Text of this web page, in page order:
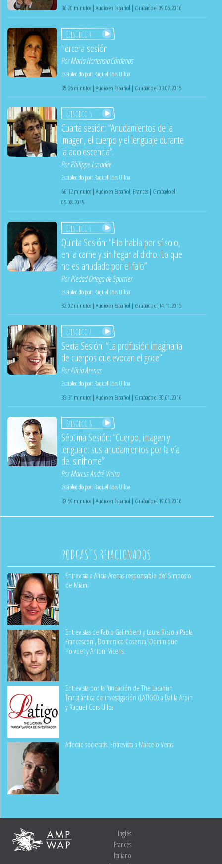
36:20 minutos | Audio en Español | Grabado el 09.06.2016
Episodio 4
Tercera sesión
PorMaría Hortensia Cárdenas
Establecido por: Raquel Cors Ulloa
35:26 minutos | Audio en Español | Grabado el 03.07.2015
Episodio 5
Cuarta sesión: “Anudamientos de la
imagen, el cuerpo y el lenguaje durante
la adolescencia”.
PorPhilippe Lacadée
Establecido por: Raquel Cors Ulloa
66:12 minutos | Audio en Español, Francés | Grabado el
05.08.2015
Episodio 6
Quinta Sesión: “Ello habla por sí solo,
en la carne y sin llegar al dicho. Lo que
no es anudado por el falo”
PorPiedad Ortega de Spurrier
Establecido por: Raquel Cors Ulloa
32:02 minutos | Audio en Español | Grabado el 14.11.2015
Episodio 7
Sexta Sesión: “La profusión imaginaria
de cuerpos que evocan el goce”
PorAlicia Arenas
Establecido por: Raquel Cors Ulloa
33:31 minutos | Audio en Español | Grabado el 30.01.2016
Episodio 8
Séptima Sesión: “Cuerpo, imagen y
lenguaje: sus anudamientos por la vía
del sinthome”
PorMarcus André Vieira
Establecido por: Raquel Cors Ulloa
39:59 minutos | Audio en Español | Grabado el 19.03.2016
PODCASTS RELACIONADOS
Entrevista a Alicia Arenas responsable del Simposio
de Miami
Entrevistas de Fabio Galimberti y Laura Rizzo a Paola
Francesconi, Domenico Cosenza, Dominique
Holvoet y Antoni Vicens.
Entrevista por la fundación de The Lacanian
Transtlántica de investigación (LATIGO) a Dalila Arpin
y Raquel Cors Ulloa
Affectio societatis. Entrevista a Marcelo Veras
Inglés
Francés
Italiano